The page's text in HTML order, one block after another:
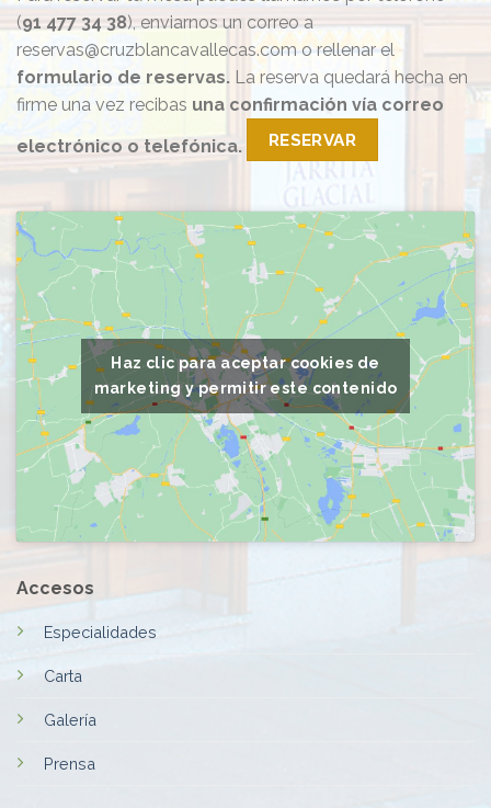
Haz clic para aceptar cookies de
marketing y permitir este contenido
Accesos
Especialidades
Carta
Galería
Prensa
(91 477 34 38), enviarnos un correo a
reservas@cruzblancavallecas.com o rellenar el
formulario de reservas. La reserva quedará hecha en
firme una vez recibas una confirmación vía correo
electrónico o telefónica. RESERVAR